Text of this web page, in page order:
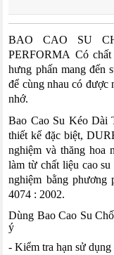
BAO CAO SU
PERFORMA Có chất
hưng phấn mang đến
để cùng nhau có được
nhớ.
Bao Cao Su Kéo Dài
thiết kế đặc biệt,
nghiệm và thăng hoa
làm từ chất liệu cao
nghiệm bằng phương
4074 : 2002.
Dùng Bao Cao Su
ý
- Kiểm tra hạn sử dụng